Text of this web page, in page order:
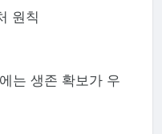
원칙
는 생존 확보가 우